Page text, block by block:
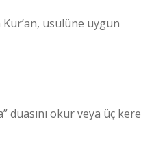
usulüne uygun
duasını okur veya üç kere